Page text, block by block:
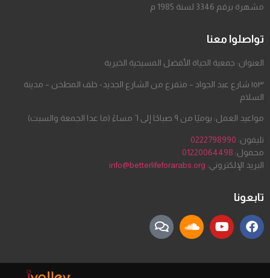
مشهرة برقم 3346 لسنة 1985 م
تواصلوا معنا
العنوان: جمعية الحياة الأفضل المسيحية الخيرية
١٥٣ شارع عبد الجواد – متفرع من الشارع الجديد- خلف المطحن – مدينة
السلام
مواعيد العمل: يوميًا من ٩ صباحًا إلى ٦ مساءً (ما عدا الجمعة والسبت)
تليفون: 0222798990
محمول: 01220064498
البريد الإلكتروني: info@betterlifeforarabs.org
تابعونا